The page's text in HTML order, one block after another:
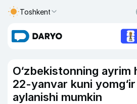
Toshkent
O‘zbekistonning ayrim
22-yanvar kuni
aylanishi mumkin